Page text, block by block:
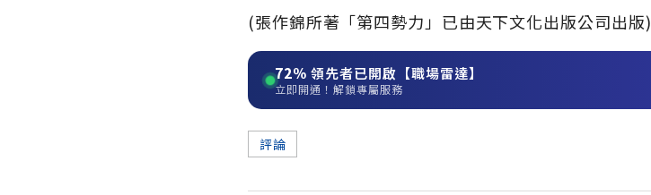
(張作錦所著「第四勢力」已由天下文化出版公司出版)
72% 領先者已開啟【職場雷達】
立即開通！解鎖專屬服務
評論